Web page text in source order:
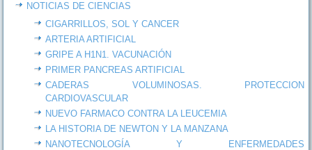
NOTICIAS DE CIENCIAS
CIGARRILLOS, SOL Y CANCER
ARTERIA ARTIFICIAL
GRIPE A H1N1. VACUNACIÓN
PRIMER PANCREAS ARTIFICIAL
CADERAS VOLUMINOSAS. PROTECCION
CARDIOVASCULAR
NUEVO FARMACO CONTRA LA LEUCEMIA
LA HISTORIA DE NEWTON Y LA MANZANA
NANOTECNOLOGÍA Y ENFERMEDADES